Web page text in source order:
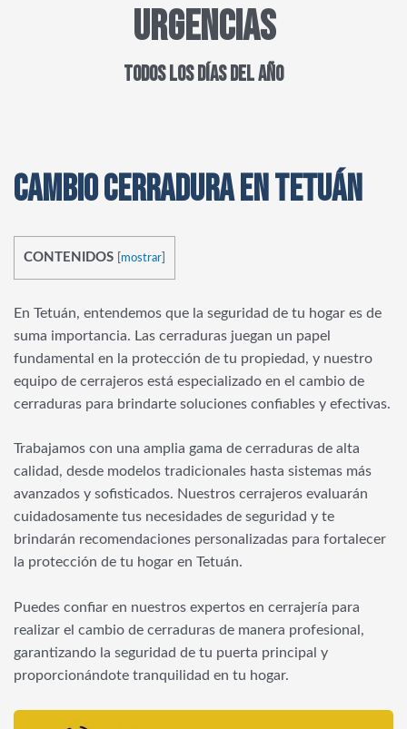
URGENCIAS
TODOS LOS DÍAS DEL AÑO
CAMBIO CERRADURA EN TETUÁN
CONTENIDOS mostrar
En Tetuán, entendemos que la seguridad de tu hogar es de
suma importancia. Las cerraduras juegan un papel
fundamental en la protección de tu propiedad, y nuestro
equipo de cerrajeros está especializado en el cambio de
cerraduras para brindarte soluciones confiables y efectivas.
Trabajamos con una amplia gama de cerraduras de alta
calidad, desde modelos tradicionales hasta sistemas más
avanzados y sofisticados. Nuestros cerrajeros evaluarán
cuidadosamente tus necesidades de seguridad y te
brindarán recomendaciones personalizadas para fortalecer
la protección de tu hogar en Tetuán.
Puedes confiar en nuestros expertos en cerrajería para
realizar el cambio de cerraduras de manera profesional,
garantizando la seguridad de tu puerta principal y
proporcionándote tranquilidad en tu hogar.